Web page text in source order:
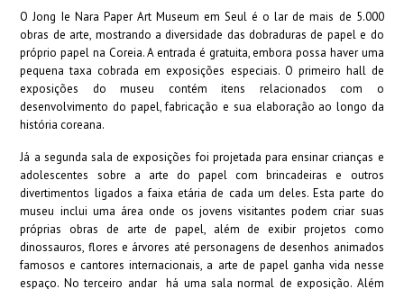
O Jong Ie Nara Paper Art Museum em Seul é o lar de mais de 5.000
obras de arte, mostrando a diversidade das dobraduras de papel e do
próprio papel na Coreia. A entrada é gratuita, embora possa haver uma
pequena taxa cobrada em exposições especiais. O primeiro hall de
exposições do museu contém itens relacionados com o
desenvolvimento do papel, fabricação e sua elaboração ao longo da
história coreana.
Já a segunda sala de exposições foi projetada para ensinar crianças e
adolescentes sobre a arte do papel com brincadeiras e outros
divertimentos ligados a faixa etária de cada um deles. Esta parte do
museu inclui uma área onde os jovens visitantes podem criar suas
próprias obras de arte de papel, além de exibir projetos como
dinossauros, flores e árvores até personagens de desenhos animados
famosos e cantores internacionais, a arte de papel ganha vida nesse
espaço. No terceiro andar há uma sala normal de exposição. Além